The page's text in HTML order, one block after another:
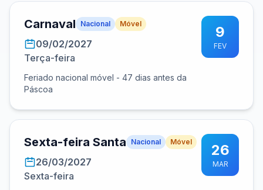
Carnaval Nacional Móvel
09/02/2027
Terça-feira
Feriado nacional móvel - 47 dias antes da
Páscoa
9
FEV
Sexta-feira Santa Nacional Móvel
26/03/2027
Sexta-feira
26
MAR